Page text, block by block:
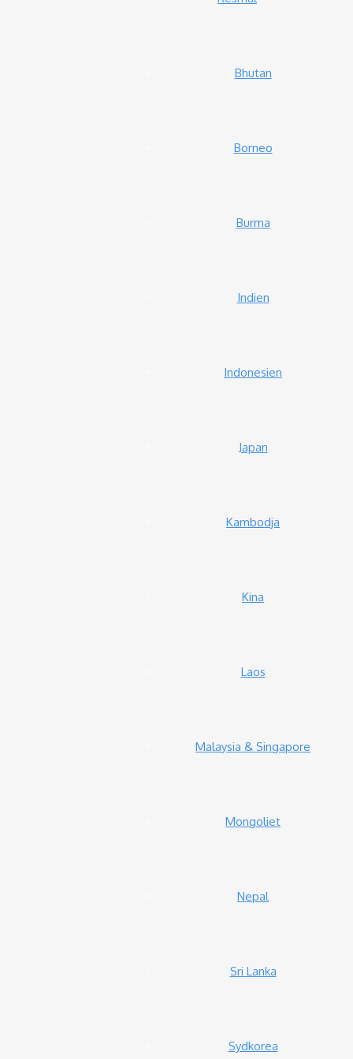
Bhutan
Borneo
Burma
Indien
Indonesien
Japan
Kambodja
Kina
Laos
Malaysia & Singapore
Mongoliet
Nepal
Sri Lanka
Sydkorea